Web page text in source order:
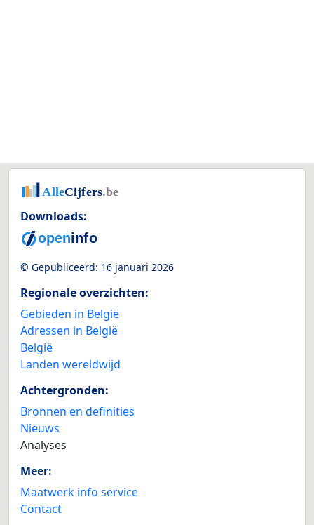
Downloads:
© Gepubliceerd: 16 januari 2026
Regionale overzichten:
Gebieden in België
Adressen in België
België
Landen wereldwijd
Achtergronden:
Bronnen en definities
Nieuws
Analyses
Meer:
Maatwerk info service
Contact